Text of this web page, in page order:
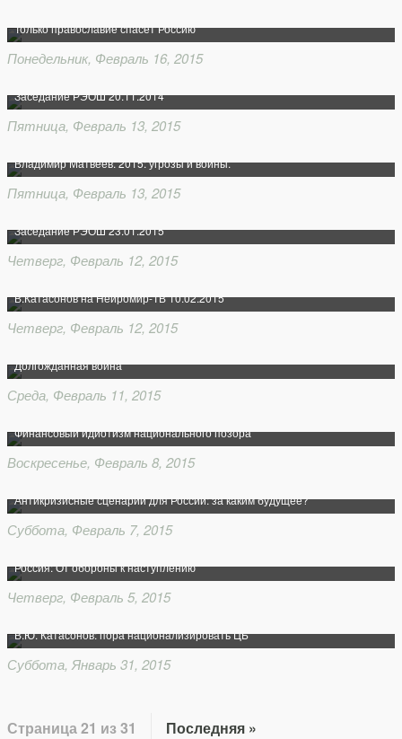
Только православие спасет Россию
Понедельник, Февраль 16, 2015
Заседание РЭОШ 20.11.2014
Пятница, Февраль 13, 2015
Владимир Матвеев. 2015: угрозы и войны.
Пятница, Февраль 13, 2015
Заседание РЭОШ 23.01.2015
Четверг, Февраль 12, 2015
В.Катасонов на Нейромир-ТВ 10.02.2015
Четверг, Февраль 12, 2015
Долгожданная война
Среда, Февраль 11, 2015
Финансовый идиотизм национального позора
Воскресенье, Февраль 8, 2015
Антикризисные сценарии для России: за каким будущее?
Суббота, Февраль 7, 2015
Россия: От обороны к наступлению
Четверг, Февраль 5, 2015
В.Ю. Катасонов: пора национализировать ЦБ
Суббота, Январь 31, 2015
Страница 21 из 31 Последняя »